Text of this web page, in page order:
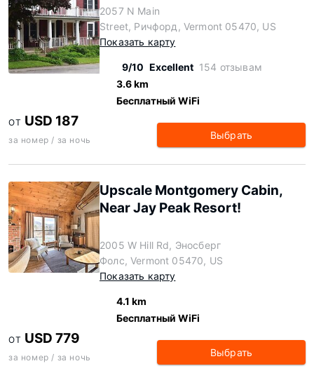
2057 N Main
Street, Ричфорд, Vermont 05470, US
Показать карту
9/10 Excellent 154 отзывам
3.6 km
Бесплатный WiFi
ОТ USD 187
за номер / за ночь Выбрать
Upscale Montgomery Cabin,
Near Jay Peak Resort!
2005 W Hill Rd, Эносберг
Фолс, Vermont 05470, US
Показать карту
4.1 km
Бесплатный WiFi
ОТ USD 779
за номер / за ночь Выбрать